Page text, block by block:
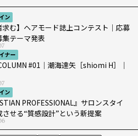
ン
求む】ヘアモード誌上コンテスト｜応募
集テーマ発表
ナー
#01｜潮海達矢［shiomi H］｜
ン
PROFESSIONAL』サロンスタイ
させる“質感設計”という新提案